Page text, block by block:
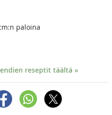
paloina
reseptit täältä »